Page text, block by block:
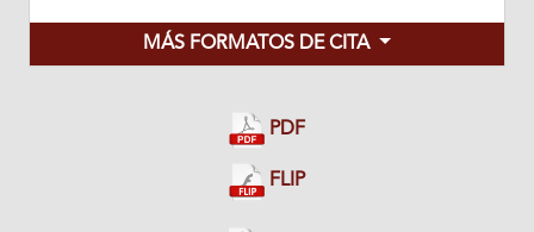
MÁS FORMATOS DE CITA
PDF
FLIP